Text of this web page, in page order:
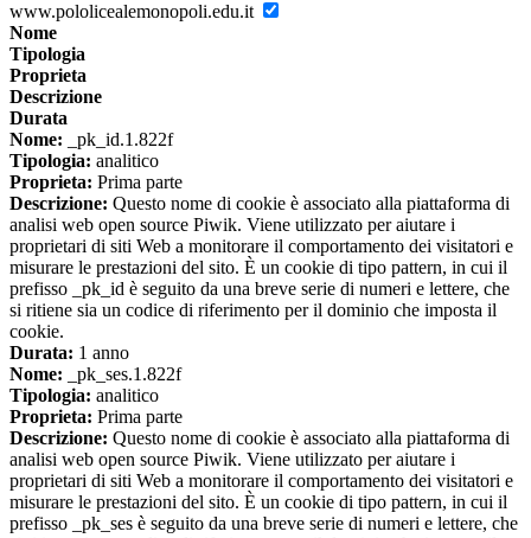
www.pololicealemonopoli.edu.it
Nome
Tipologia
Proprieta
Descrizione
Durata
Nome: _pk_id.1.822f
Tipologia: analitico
Proprieta: Prima parte
Descrizione: Questo nome di cookie è associato alla piattaforma di
analisi web open source Piwik. Viene utilizzato per aiutare i
proprietari di siti Web a monitorare il comportamento dei visitatori e
misurare le prestazioni del sito. È un cookie di tipo pattern, in cui il
prefisso _pk_id è seguito da una breve serie di numeri e lettere, che
si ritiene sia un codice di riferimento per il dominio che imposta il
cookie.
Durata: 1 anno
Nome: _pk_ses.1.822f
Tipologia: analitico
Proprieta: Prima parte
Descrizione: Questo nome di cookie è associato alla piattaforma di
analisi web open source Piwik. Viene utilizzato per aiutare i
proprietari di siti Web a monitorare il comportamento dei visitatori e
misurare le prestazioni del sito. È un cookie di tipo pattern, in cui il
prefisso _pk_ses è seguito da una breve serie di numeri e lettere, che